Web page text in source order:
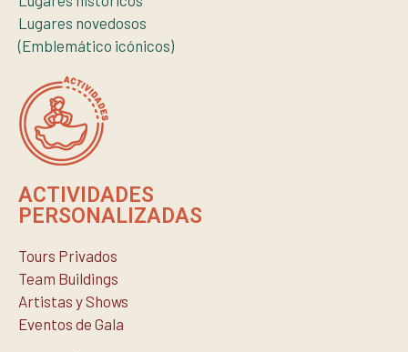
Lugares novedosos
(Emblemático icónicos)
ACTIVIDADES
PERSONALIZADAS
Tours Privados
Team Buildings
Artistas y Shows
Eventos de Gala